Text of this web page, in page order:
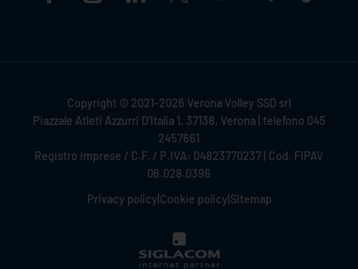
Copyright © 2021-2026 Verona Volley SSD srl
Piazzale Atleti Azzurri D'Italia 1, 37138, Verona | telefono 045
2457661
Registro imprese / C.F. / P.IVA: 04823770237 | Cod. FIPAV
06.028.0396
Privacy policy Cookie policy Sitemap